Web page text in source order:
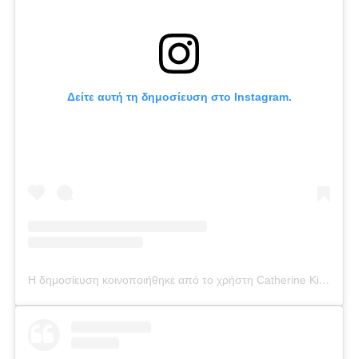
Δείτε αυτή τη δημοσίευση στο Instagram.
Η δημοσίευση κοινοποιήθηκε από το χρήστη Catherine Kikilia (@catherine_kikilia)